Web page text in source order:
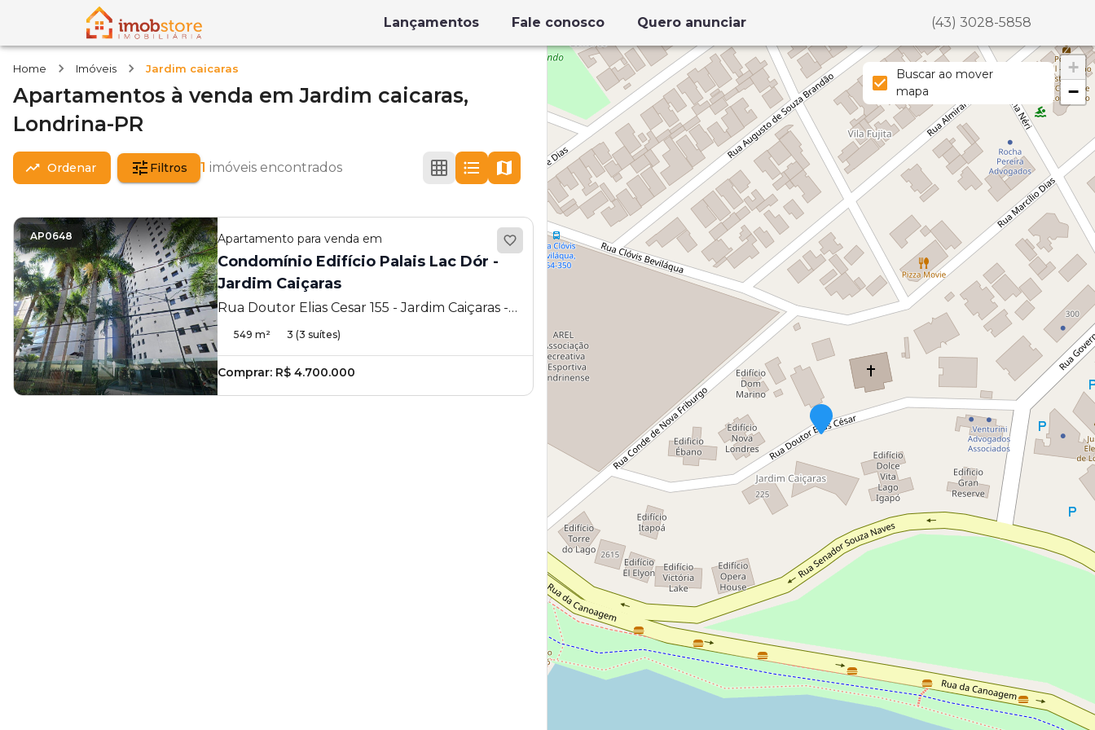
Lançamentos Fale conosco Quero anunciar (43) 3028-5858
Home Imóveis Jardim caicaras
Apartamentos à venda emJardim caicaras,
Londrina-PR
Ordenar Filtros 1 imóveis encontrados
AP0648 Apartamento para venda em
Condomínio Edifício Palais Lac Dór -
Jardim Caiçaras
Rua Doutor Elias Cesar 155 - Jardim Caiçaras -
Londrina - PR
549 m² 3 (3 suítes)
Comprar: R$ 4.700.000
+
−
Buscar ao mover
mapa